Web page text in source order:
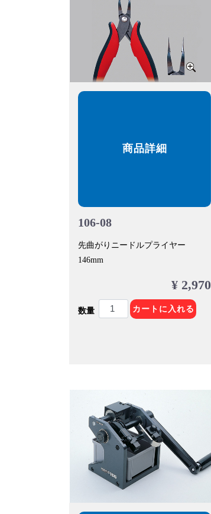
商品詳細
106-08
先曲がりニードルプライヤー
146mm
¥ 2,970
数量 カートに入れる